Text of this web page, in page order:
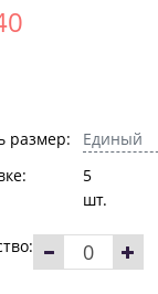
размер:
Единый
5
шт.